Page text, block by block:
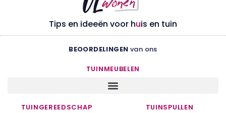
Tips en ideeën voor huis en tuin
BEOORDELINGEN van ons
TUINMEUBELEN
TUINGEREEDSCHAP TUINSPULLEN